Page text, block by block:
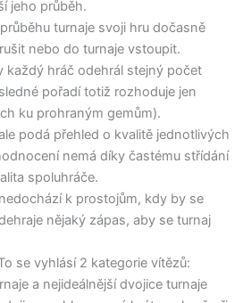
jeho průběh.
turnaje svoji hru dočasně
nebo do turnaje vstoupit.
každý hráč odehrál stejný počet
pořadí totiž rozhoduje jen
ku prohraným gemům).
podá přehled o kvalitě jednotlivých
nemá díky častému střídání
spoluhráče.
k prostojům, kdy by se
nějaký zápas, aby se turnaj
se vyhlásí 2 kategorie vítězů:
a nejideálnější dvojice turnaje